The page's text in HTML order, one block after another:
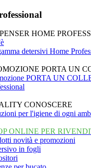
HOME
detersivi Home
PORTA UN
PORTA UN
CONOSCERE
per l'igiene di ogni
ONLINE PER
novità e promozioni
in fogli